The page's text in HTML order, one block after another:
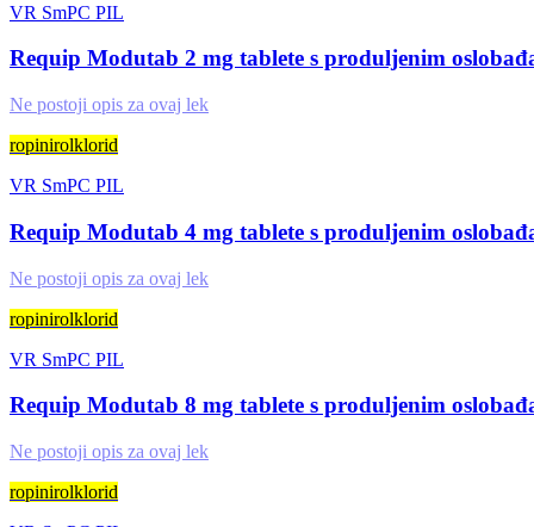
VR SmPC PIL
Requip Modutab 2 mg tablete s produljenim
Ne postoji opis za ovaj lek
ropinirolklorid
VR SmPC PIL
Requip Modutab 4 mg tablete s produljenim
Ne postoji opis za ovaj lek
ropinirolklorid
VR SmPC PIL
Requip Modutab 8 mg tablete s produljenim
Ne postoji opis za ovaj lek
ropinirolklorid